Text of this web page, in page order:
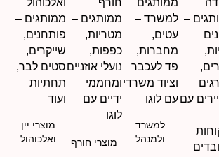
למשרד
ולמנהל
מוצרי חורף
מוצרי יין
ואלכוהול